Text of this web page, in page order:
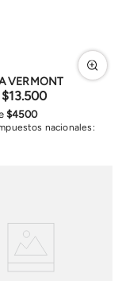
VERMONT
$13.500
nacionales:
$4500